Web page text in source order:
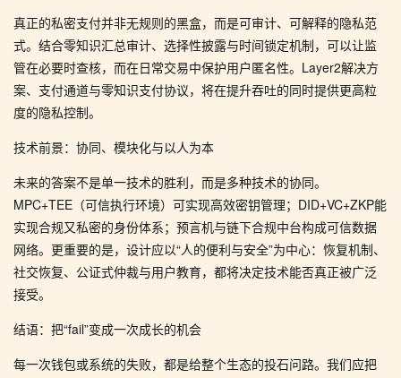
真正的私密支付并非无规则的黑盒，而是可审计、可解释的隐私范
式。结合零知识汇总审计、选择性披露与时间锁定机制，可以让监
管在必要时查核，而在日常交易中保护用户匿名性。Layer2解决方
案、支付通道与零知识支付协议，将在提升吞吐的同时提供更高粒
度的隐私控制。
技术前景：协同、模块化与以人为本
未来的答案不是单一技术的胜利，而是多种技术的协同。
MPC+TEE（可信执行环境）可实现高效密钥管理；DID+VC+ZKP能
实现合规又私密的身份体系；预言机与链下合规中台构成可信数据
网络。更重要的是，设计应以“人的便利与安全”为中心：恢复机制、
社交恢复、公证式仲裁与用户教育，都将决定技术能否真正被广泛
接受。
结语：把“fail”变成一次成长的机会
每一次钱包或系统的失败，都是给整个生态的投石问路。我们应把